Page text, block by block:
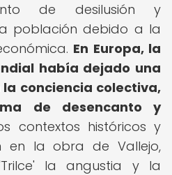
de desilusión y
población debido a la
En Europa, la
había dejado una
conciencia colectiva,
de desencanto y
contextos históricos y
en la obra de Vallejo,
la angustia y la